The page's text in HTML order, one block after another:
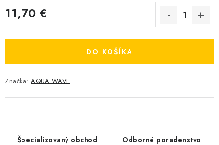
11,70 €
DO KOŠÍKA
Značka: AQUA WAVE
Špecializovaný obchod Odborné poradenstvo